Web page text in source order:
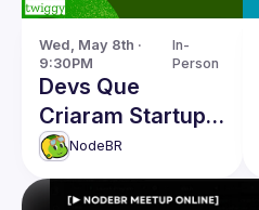
Wed, May 8th ·
9:30PM
In-
Person
Devs Que
Criaram Startups
🚀 NodeBR